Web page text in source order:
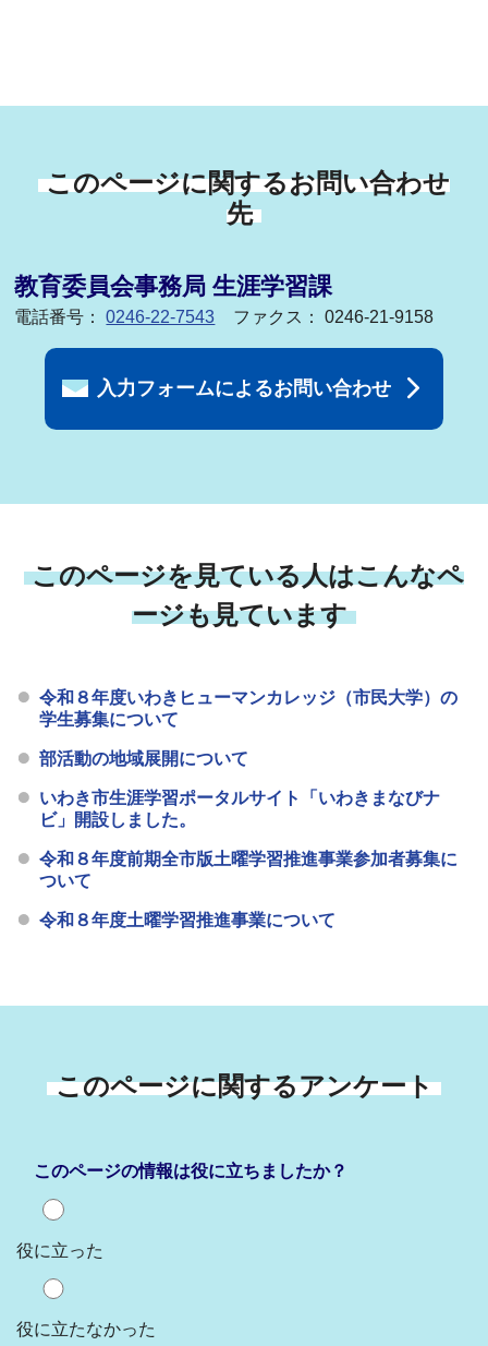
このページに関するお問い合わせ
先
教育委員会事務局 生涯学習課
電話番号：0246-22-7543 ファクス： 0246-21-9158
入力フォームによるお問い合わせ
このページを見ている人はこんなペ
ージも見ています
令和８年度いわきヒューマンカレッジ（市民大学）の
学生募集について
部活動の地域展開について
いわき市生涯学習ポータルサイト「いわきまなびナ
ビ」開設しました。
令和８年度前期全市版土曜学習推進事業参加者募集に
ついて
令和８年度土曜学習推進事業について
このページに関するアンケート
このページの情報は役に立ちましたか？
役に立った
役に立たなかった